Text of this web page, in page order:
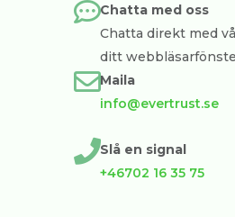
Chatta med oss
Chatta direkt med
ditt
Maila
info@evertrust.se
Slå en signal
+46702 16 35 75